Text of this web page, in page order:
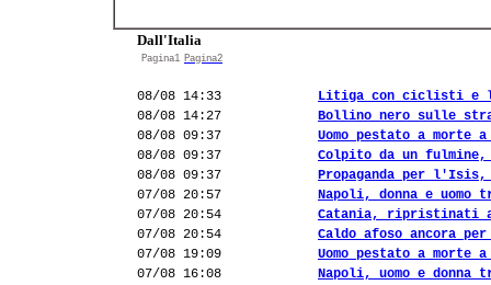
Dall'Italia
Pagina1 Pagina2
08/08 14:33
Litiga con ciclisti
08/08 14:27
Bollino nero sulle
08/08 09:37
Uomo pestato a morte
08/08 09:37
Colpito da un fulmine,
08/08 09:37
Propaganda per l'Isis,
07/08 20:57
Napoli, donna e uomo
07/08 20:54
Catania, ripristinati
07/08 20:54
Caldo afoso ancora
07/08 19:09
Uomo pestato a morte
07/08 16:08
Napoli, uomo e donna